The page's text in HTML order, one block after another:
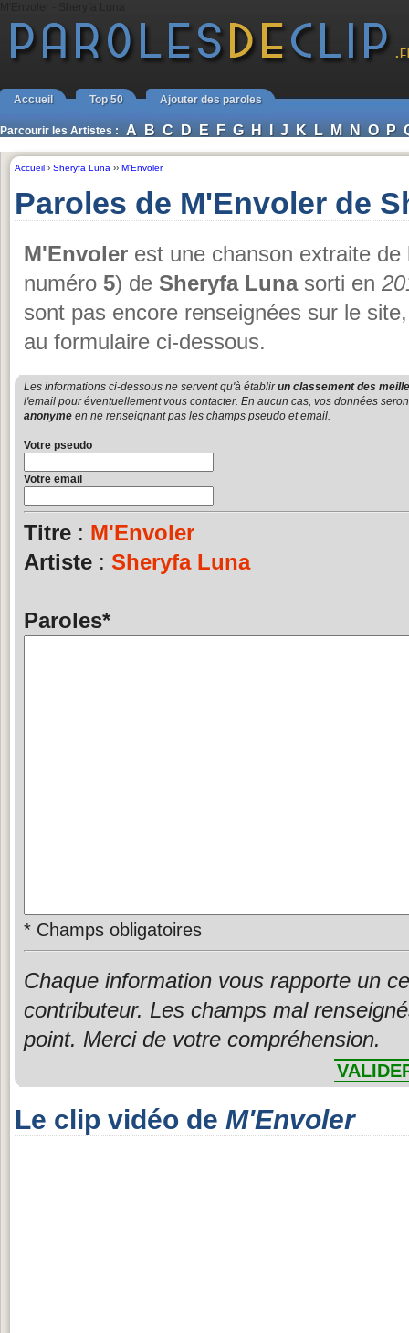
Accueil Top 50 Ajouter des paroles
Parcourir les Artistes : A B C D E F G H I J K L M N O P
Accueil › Sheryfa Luna ›› M'Envoler
Paroles de M'Envoler de
M'Envoler est une chanson extraite
numéro 5) de Sheryfa Lunasorti en
sont pas encore renseignées sur le
au formulaire ci-dessous.
Les informations ci-dessous ne servent qu'à établirun classement des
l'email pour éventuellement vous contacter. En aucun cas, vos données
anonyme en ne renseignant pas les champs pseudo etemail.
Votre pseudo
Votre email
Titre : M'Envoler
Artiste : Sheryfa Luna
Paroles*
* Champs obligatoires
Chaque information vous rapporte un
contributeur. Les champs mal
point. Merci de votre compréhension.
Le clip vidéo de M'Envoler